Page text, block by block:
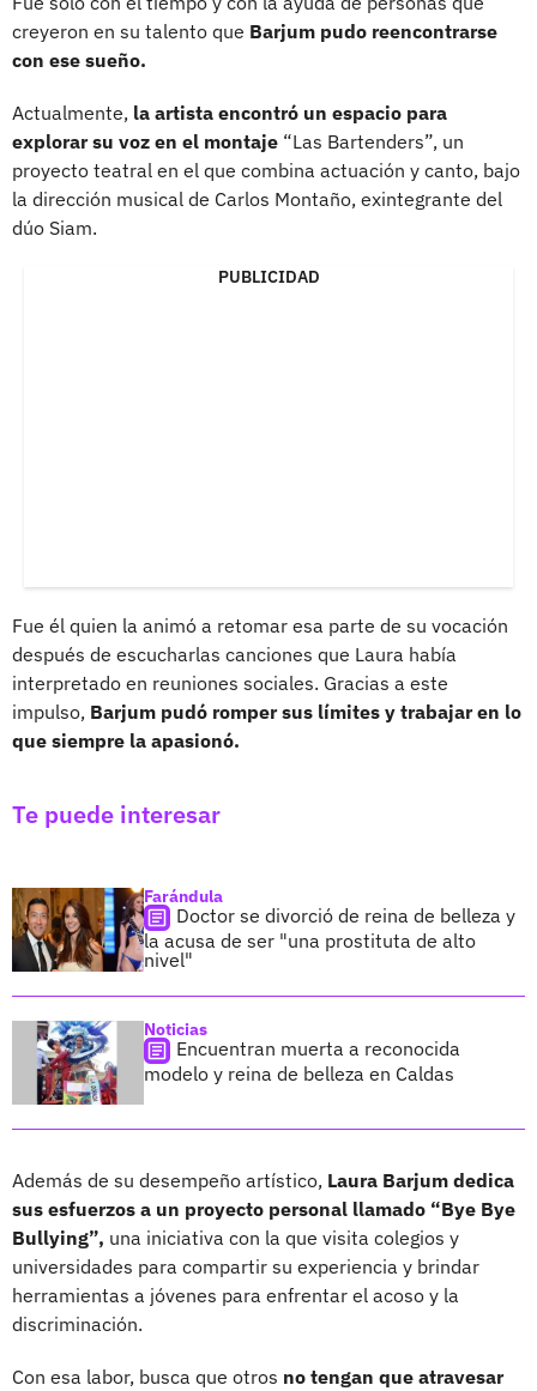
creyeron en su talento que Barjum pudo reencontrarse
con ese sueño.
Actualmente, la artista encontró un espacio para
explorar su voz en el montaje “Las Bartenders”, un
proyecto teatral en el que combina actuación y canto, bajo
la dirección musical de Carlos Montaño, exintegrante del
dúo Siam.
PUBLICIDAD
Fue él quien la animó a retomar esa parte de su vocación
después de escucharlas canciones que Laura había
interpretado en reuniones sociales. Gracias a este
impulso, Barjum pudó romper sus límites y trabajar en lo
que siempre la apasionó.
Te puede interesar
Farándula
Doctor se divorció de reina de belleza y
la acusa de ser "una prostituta de alto
nivel"
Noticias
Encuentran muerta a reconocida
modelo y reina de belleza en Caldas
Además de su desempeño artístico, Laura Barjum dedica
sus esfuerzos a un proyecto personal llamado “Bye Bye
Bullying”, una iniciativa con la que visita colegios y
universidades para compartir su experiencia y brindar
herramientas a jóvenes para enfrentar el acoso y la
discriminación.
Con esa labor, busca que otros no tengan que atravesar